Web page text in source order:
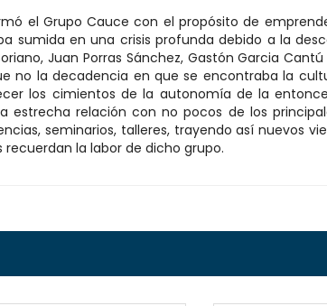
el Grupo Cauce con el propósito de
sumida en una crisis profunda debido a la
Juan Porras Sánchez, Gastón Garcia
no la decadencia en que se encontraba la
los cimientos de la autonomía de la
estrecha relación con no pocos de los
seminarios, talleres, trayendo así nuevos
la labor de dicho grupo.